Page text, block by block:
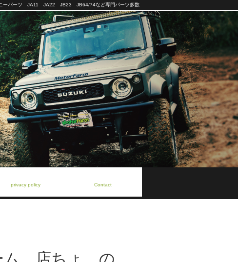
ーパーツ JA11 JA22 JB23 JB64/74など専門パーツ多数
privacy policy Contact